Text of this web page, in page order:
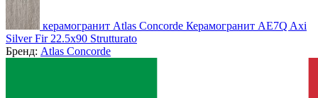
керамогранит Atlas Concorde Керамогранит AE7Q Axi
Silver Fir 22.5x90 Strutturato
Бренд: Atlas Concorde